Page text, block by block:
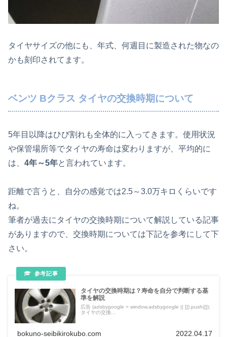
タイヤサイズの他にも、年式、何週目に製造された物なの
かも刻印されてます。
ベンツ Bクラス タイヤの交換時期について
5年目以降はひび割れも全体的に入ってきます。使用状況
や保管場所等でタイヤの寿命は変わりますが、平均的に
は、 4年～5年と言われています。
距離で言うと、自分の感覚では2.5～3.0万キロくらいです
ね。
筆者が過去にタイヤの交換時期について解説している記事
がありますので、交換時期については下記を参考にして下
さい。
タイヤの交換時期は？寿命を自分で判断する基
準を解説
広告 (adsbygoogle = window.adsbygoogle || []).push({});
タイヤの交換...
bokuno-seibikirokubo.com 2022.04.17